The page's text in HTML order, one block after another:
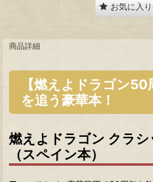
お気に入
商品詳細
【燃えよドラゴン
を追う豪華本！
燃えよドラゴン クラ
（スペイン本）